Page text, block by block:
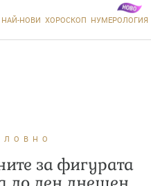
НАЙ-НОВИ ХОРОСКОП НУМЕРОЛОГИЯ
за фигурата